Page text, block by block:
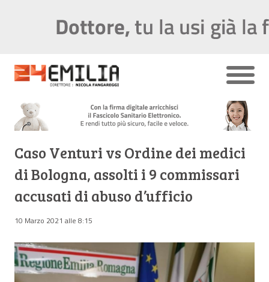
Caso Venturi vs Ordine dei medici
di Bologna, assolti i 9 commissari
accusati di abuso d’ufficio
10 Marzo 2021 alle 8:15